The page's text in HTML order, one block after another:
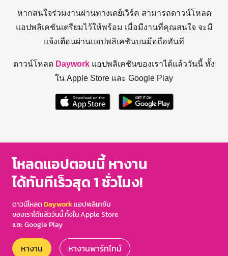
หากสนใจร่วมงานผ่านทางเดย์เวิร์ค สามารถดาวน์โหลด
แอปพลิเคชันเตรียมไว้ให้พร้อม เมื่อมีงานที่คุณสนใจ จะมี
แจ้งเตือนผ่านแอปพลิเคชันบนมือถือทันที
ดาวน์โหลด Daywork แอปพลิเคชันของเราได้แล้ววันนี้ ทั้ง
ใน Apple Store และ Google Play
โหลดแอปตอนนี้ หางาน
ได้ทันทีเร็วสุด 1 ชั่วโมง!
ดาวน์โหลดDayworkแอปพลิเคชัน
ของเราได้แล้ววันนี้ ทั้งใน Apple Store
และ Google Play
หางาน หางานพาร์ทไทม์